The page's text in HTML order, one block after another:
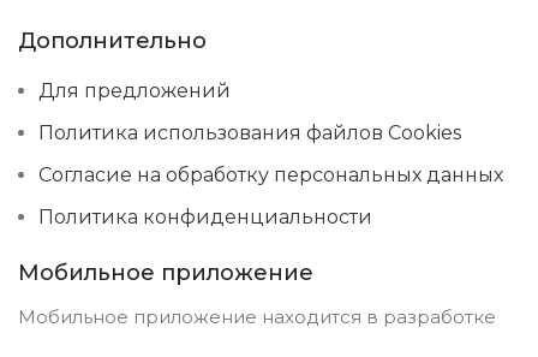
Дополнительно
Для предложений
Политика использования файлов Cookies
Согласие на обработку персональных данных
Политика конфиденциальности
Мобильное приложение
Мобильное приложение находится в разработке